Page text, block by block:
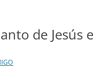
de Jesús